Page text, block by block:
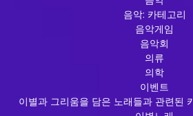
음악: 카테고리
음악게임
음악회
의류
의학
이벤트
이별과 그리움을 담은 노래들과 관련된